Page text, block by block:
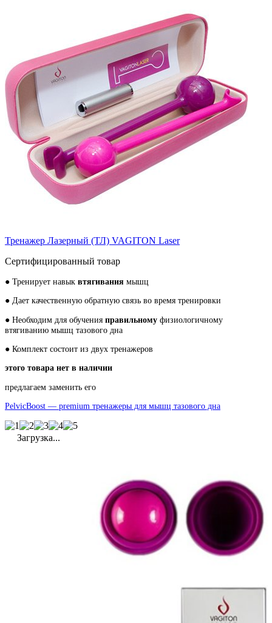
Тренажер Лазерный (ТЛ) VAGITON Laser
Сертифицированный товар
● Тренирует навык втягивания мышц
● Дает качественную обратную связь во время тренировки
● Необходим для обучения правильному физиологичному
втягиванию мышц тазового дна
● Комплект состоит из двух тренажеров
этого товара нет в наличии
предлагаем заменить его
PelvicBoost — premium тренажеры для мышц тазового дна
Загрузка...